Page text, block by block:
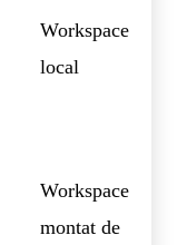
Workspace
local
Workspace
montat de